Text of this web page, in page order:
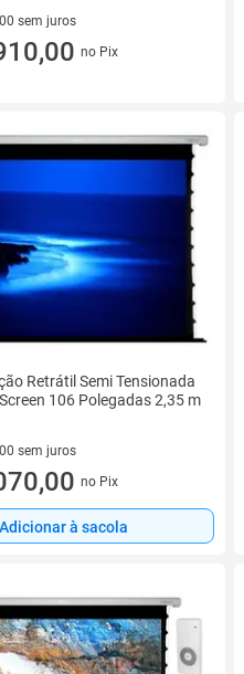
sem juros
sem jurosno Pix
Retrátil Semi Tensionada
106 Polegadas 2,35 m
sem juros
sem jurosno Pix
Adicionar à sacola